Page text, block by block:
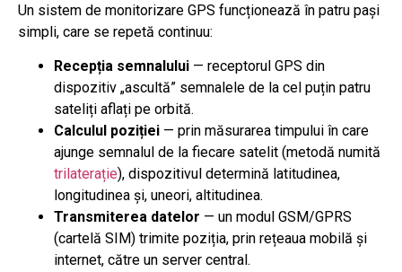
Un sistem de monitorizare GPS funcționează în patru pași
simpli, care se repetă continuu:
Recepția semnalului — receptorul GPS din
dispozitiv „ascultă” semnalele de la cel puțin patru
sateliți aflați pe orbită.
Calculul poziției — prin măsurarea timpului în care
ajunge semnalul de la fiecare satelit (metodă numită
trilaterație), dispozitivul determină latitudinea,
longitudinea și, uneori, altitudinea.
Transmiterea datelor — un modul GSM/GPRS
(cartelă SIM) trimite poziția, prin rețeaua mobilă și
internet, către un server central.